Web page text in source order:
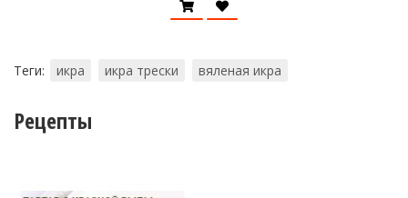
Теги: икра икра трески вяленая икра
Рецепты